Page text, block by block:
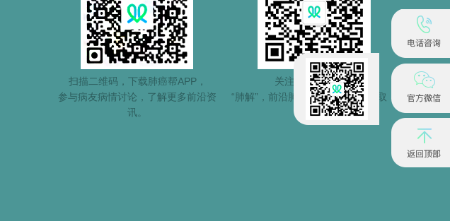
扫描二维码，下载肺癌帮APP，
参与病友病情讨论，了解更多前沿资
讯。
关注肺癌帮公众号
“肺解”，前沿肺癌信息第一时间获取！